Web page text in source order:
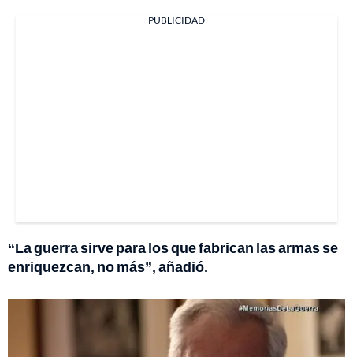
PUBLICIDAD
“La guerra sirve para los que fabrican las armas se
enriquezcan, no más”, añadió.